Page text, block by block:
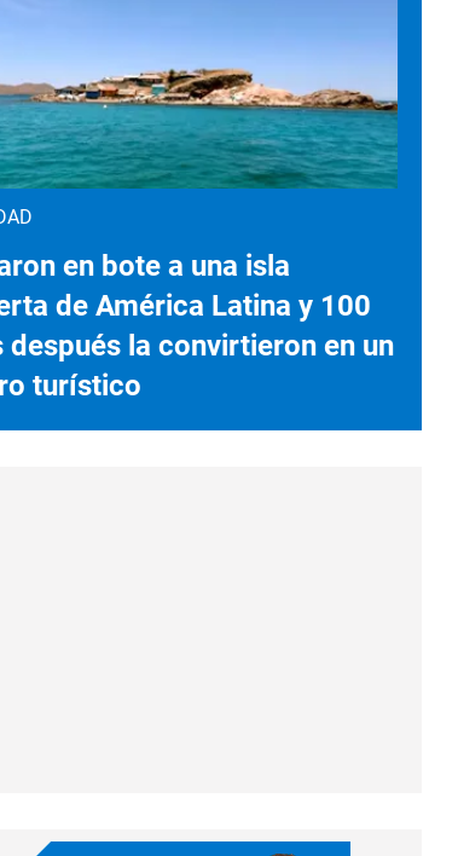
en bote a una isla
de América Latina y 100
después la convirtieron en un
turístico